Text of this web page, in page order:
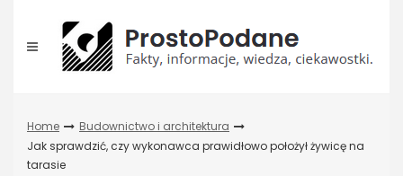
content
Home
Budownictwo i architektura
Jak sprawdzić, czy wykonawca prawidłowo położył żywicę na
tarasie